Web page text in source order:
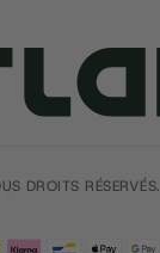
DROITS RÉSERVÉS.